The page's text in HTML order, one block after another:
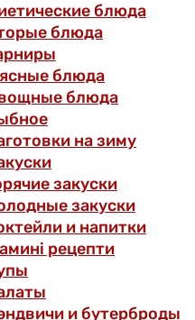
блюда
блюда
блюда
блюда
на зиму
закуски
закуски
и напитки
рецепти
и бутерброды